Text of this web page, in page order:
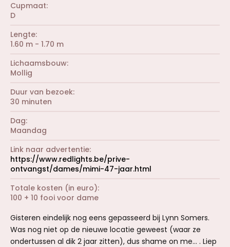
Cupmaat
D
Lengte
1.60 m - 1.70 m
Lichaamsbouw
Mollig
Duur van bezoek
30 minuten
Dag
Maandag
Link naar advertentie
https://www.redlights.be/prive-
ontvangst/dames/mimi-47-jaar.html
Totale kosten (in euro)
100 + 10 fooi voor dame
Gisteren eindelijk nog eens gepasseerd bij Lynn Somers.
Was nog niet op de nieuwe locatie geweest (waar ze
ondertussen al dik 2 jaar zitten), dus shame on me… . Liep